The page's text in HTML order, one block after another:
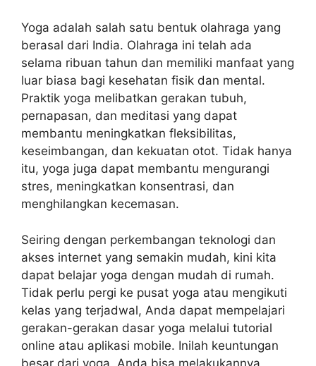
Yoga adalah salah satu bentuk olahraga yang
berasal dari India. Olahraga ini telah ada
selama ribuan tahun dan memiliki manfaat yang
luar biasa bagi kesehatan fisik dan mental.
Praktik yoga melibatkan gerakan tubuh,
pernapasan, dan meditasi yang dapat
membantu meningkatkan fleksibilitas,
keseimbangan, dan kekuatan otot. Tidak hanya
itu, yoga juga dapat membantu mengurangi
stres, meningkatkan konsentrasi, dan
menghilangkan kecemasan.
Seiring dengan perkembangan teknologi dan
akses internet yang semakin mudah, kini kita
dapat belajar yoga dengan mudah di rumah.
Tidak perlu pergi ke pusat yoga atau mengikuti
kelas yang terjadwal, Anda dapat mempelajari
gerakan-gerakan dasar yoga melalui tutorial
online atau aplikasi mobile. Inilah keuntungan
besar dari yoga, Anda bisa melakukannya